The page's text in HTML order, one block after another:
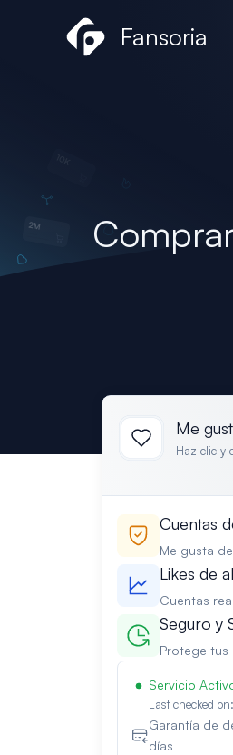
Fansoria
Me
Haz clic y
Cuentas
Me gusta
Likes de
Cuentas
Seguro y
Protege tus
Servicio
Last checked
Garantía de
días